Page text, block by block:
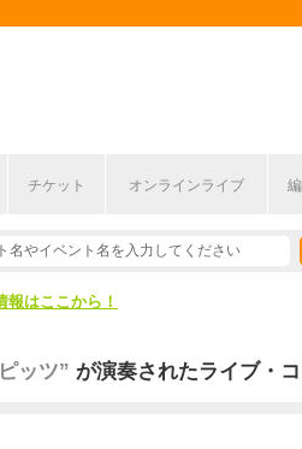
チケット オンラインライブ
年上半期編発表！
報はここから！
ッツ” が演奏されたライブ・